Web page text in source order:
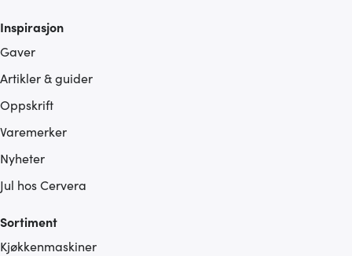
Inspirasjon
Gaver
Artikler & guider
Oppskrift
Varemerker
Nyheter
Jul hos Cervera
Sortiment
Kjøkkenmaskiner